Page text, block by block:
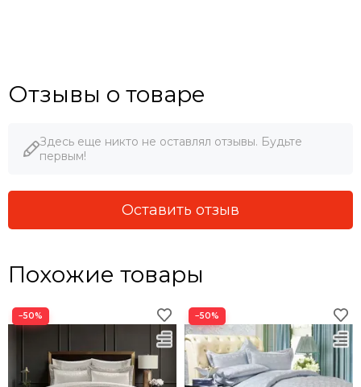
Отзывы о товаре
Здесь еще никто не оставлял отзывы. Будьте
первым!
Оставить отзыв
Похожие товары
−50% −50%